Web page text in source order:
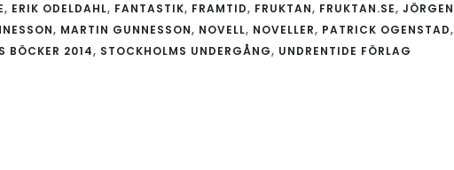
, ERIK ODELDAHL, FANTASTIK, FRAMTID, FRUKTAN, FRUKTAN.SE, JÖRGEN
, MARTIN GUNNESSON, NOVELL, NOVELLER, PATRICK OGENSTAD,
BÖCKER 2014, STOCKHOLMS UNDERGÅNG, UNDRENTIDE FÖRLAG